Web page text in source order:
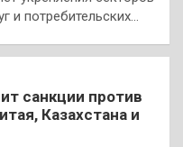
и потребительских…
санкции против
Казахстана и